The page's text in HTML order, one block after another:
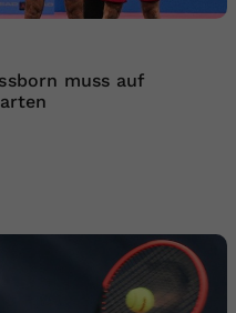
muss auf